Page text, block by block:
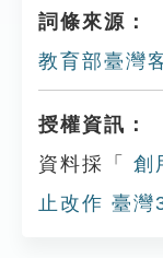
詞條來源：
教育部臺灣
授權資訊：
資料採「
創
止改作 臺灣